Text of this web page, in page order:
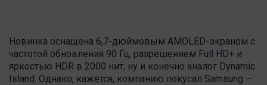
Новинка оснащена 6,7-дюймовым AMOLED-экраном с
частотой обновления 90 Гц, разрешением Full HD+ и
яркостью HDR в 2000 нит, ну и конечно аналог Dynamic
Island. Однако, кажется, компанию покусал Samsung –